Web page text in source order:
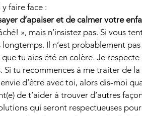
faire face :
d’apaiser et de calmer votre
», mais n’insistez pas. Si vous
Il n’est probablement
que tu aies été en colère. Je
Si tu recommences à me traiter de
envie d’être avec toi, alors dis-moi
de t’aider à trouver d’autres
qui seront respectueuses pour